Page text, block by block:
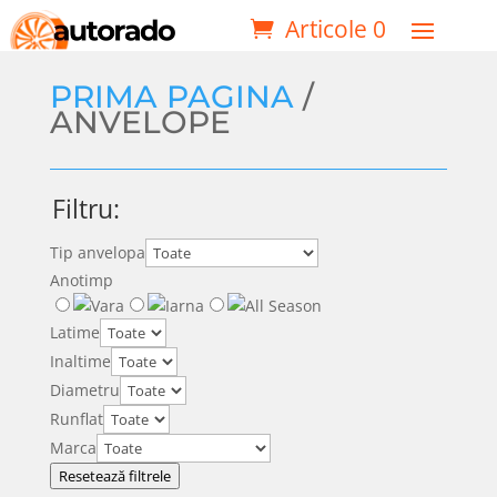
Articole 0
PRIMA PAGINA/
ANVELOPE
Filtru:
Tip anvelopa
Anotimp
Latime
Inaltime
Diametru
Runflat
Marca
Resetează filtrele